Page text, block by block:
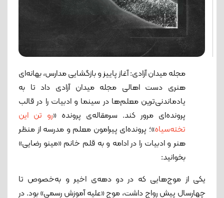
مجله میدان آزادی: آغاز پاییز و بازگشایی مدارس، بهانه‌ای
هنری دست اهالی مجله میدان آزادی داد تا به
یادماندنی‌ترین معلم‌ها در سینما و ادبیات را در قالب
پرونده‌ای مرور کند. سرمقاله‌ی پرونده «رو تن این
تخته‌سیاه»؛ پرونده‌ای پیرامون معلم و مدرسه از منظر
هنر و ادبیات را در ادامه و به قلم خانم «مینو رضایی»
بخوانید:
یکی از موج‌هایی که در دو دهه‌ی اخیر و به‌خصوص تا
چهارسال پیش رواج داشت، موج «علیه آموزش رسمی» بود. در